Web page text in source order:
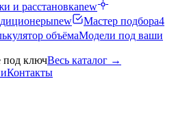
и расстановкаnew
new Мастер подбора4
объёмаМодели под ваши
под ключВесь каталог →
Контакты